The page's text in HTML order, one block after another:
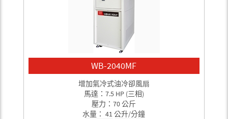
WB-2040MF
增加氣冷式油冷卻風扇
馬達：7.5 HP (三相)
壓力：70 公斤
水量： 41 公升/分鐘